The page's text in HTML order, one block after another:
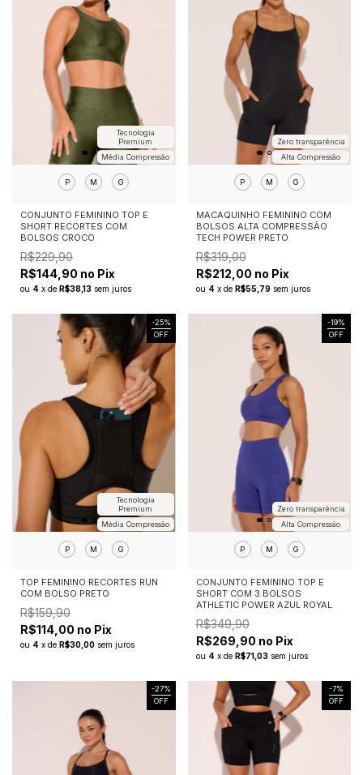
Média Compressão
Tecnologia
Premium
P M G
CONJUNTO FEMININO TOP E
SHORT RECORTES COM
BOLSOS CROCO
R$229,90
R$144,90 no Pix
ou 4 x de R$38,13 sem juros
Alta Compressão
Zero transparência
P M G
MACAQUINHO FEMININO COM
BOLSOS ALTA COMPRESSÃO
TECH POWER PRETO
R$319,00
R$212,00 no Pix
ou 4 x de R$55,79 sem juros
-25%
OFF
Média Compressão
Tecnologia
Premium
P M G
TOP FEMININO RECORTES RUN
COM BOLSO PRETO
R$159,90
R$114,00 no Pix
ou 4 x de R$30,00 sem juros
-19%
OFF
Alta Compressão
Zero transparência
P M G
CONJUNTO FEMININO TOP E
SHORT COM 3 BOLSOS
ATHLETIC POWER AZUL ROYAL
R$349,90
R$269,90 no Pix
ou 4 x de R$71,03 sem juros
-27%
OFF
-7%
OFF